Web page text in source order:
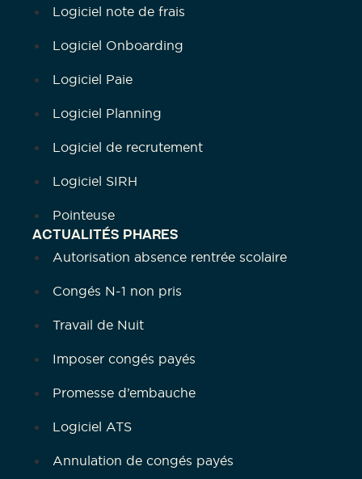
Logiciel note de frais
Logiciel Onboarding
Logiciel Paie
Logiciel Planning
Logiciel de recrutement
Logiciel SIRH
Pointeuse
ACTUALITÉS PHARES
Autorisation absence rentrée scolaire
Congés N-1 non pris
Travail de Nuit
Imposer congés payés
Promesse d’embauche
Logiciel ATS
Annulation de congés payés